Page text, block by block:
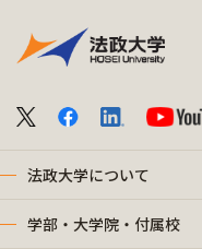
法政大学について
学部・大学院・付属校